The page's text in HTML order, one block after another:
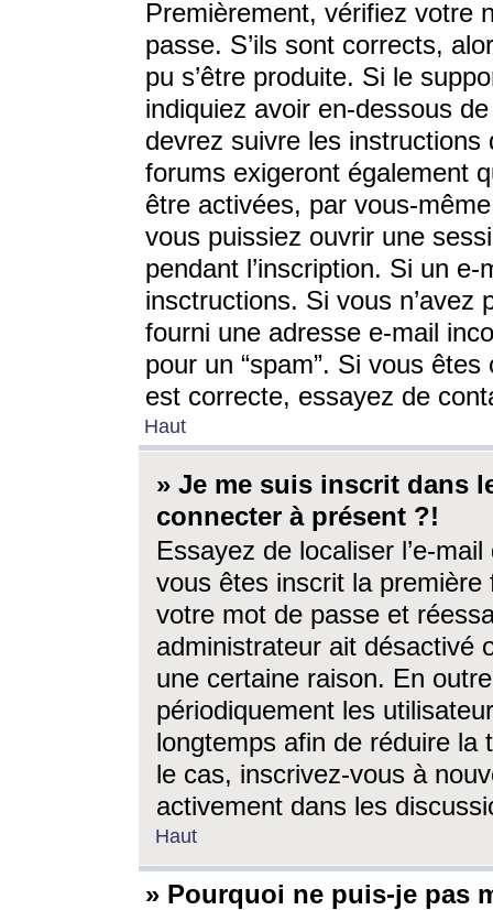
Premièrement, vérifiez votre
passe. S’ils sont corrects,
pu s’être produite. Si le
indiquiez avoir en-dessous
devrez suivre les
forums exigeront également
être activées, par vous-
vous puissiez ouvrir une
pendant l’inscription. Si un
insctructions. Si vous n’avez
fourni une adresse e-mail
pour un “spam”. Si vous
est correcte, essayez de
Haut
» Je me suis inscrit dans
connecter à présent ?!
Essayez de localiser l’e-
vous êtes inscrit la première
votre mot de passe et
administrateur ait désactivé
une certaine raison. En
périodiquement les
longtemps afin de réduire la
le cas, inscrivez-vous à
activement dans les
Haut
» Pourquoi ne puis-je pas